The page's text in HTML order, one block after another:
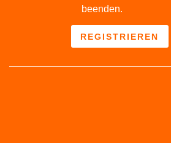
beenden.
REGISTRIEREN